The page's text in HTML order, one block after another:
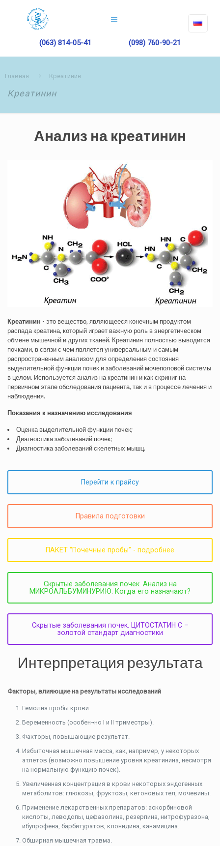
(063) 814-05-41 (098) 760-90-21
Креатинин
Главная Креатинин
Анализ на креатинин
Креатинин - это вещество, являющееся конечным продуктом
распада креатина, который играет важную роль в энергетическом
обмене мышечной и других тканей. Креатинин полностью выводится
почками, в связи с чем является универсальным и самым
распространенным анализом для определения состояния
выделительной функции почек и заболеваний мочеполовой системы
в целом. Используется анализ на креатинин и как скриниг на
первичном этапе обследования пациента, так и в процессе лечения и
наблюдения.
Показания к назначению исследования
Оценка выделительной функции почек;
Диагностика заболеваний почек;
Диагностика заболеваний скелетных мышц.
Перейти к прайсу
Правила подготовки
ПАКЕТ “Почечные пробы” - подробнее
Скрытые заболевания почек. Анализ на
МИКРОАЛЬБУМИНУРИЮ. Когда его назначают?
Скрытые заболевания почек. ЦИТОСТАТИН С –
золотой стандарт диагностики
Интерпретация результата
Факторы, влияющие на результаты исследований
Гемолиз пробы крови.
Беременность (особен¬но I и II триместры).
Факторы, повышающие результат.
Избыточная мышечная масса, как, например, у некоторых
атлетов (возможно повышение уровня креатинина, несмотря
на нормальную функцию почек).
Увеличенная концентрация в крови некоторых эндогенных
метаболитов: глюкозы, фруктозы, кетоновых тел, мочевины.
Применение лекарственных препаратов: аскорбиновой
кислоты, леводопы, цефазолина, резерпина, нитрофуразона,
ибупрофена, барбитуратов, клонидина, канамицина.
Обширная мышечная травма.